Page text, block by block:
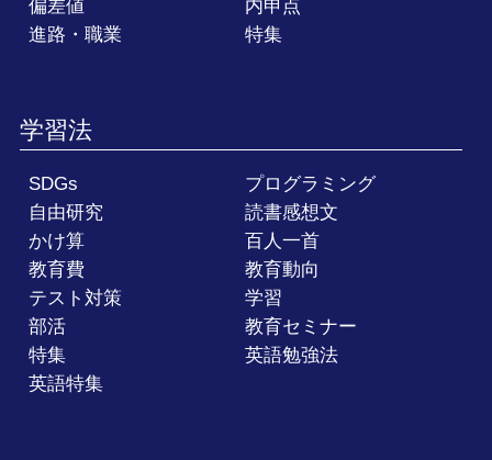
偏差値
内申点
進路・職業
特集
学習法
SDGs
プログラミング
自由研究
読書感想文
かけ算
百人一首
教育費
教育動向
テスト対策
学習
部活
教育セミナー
特集
英語勉強法
英語特集